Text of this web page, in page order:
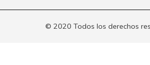
© 2020 Todos los derechos